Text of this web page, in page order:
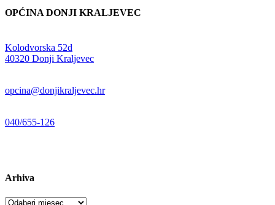
OPĆINA DONJI KRALJEVEC
Kolodvorska 52d
40320 Donji Kraljevec
opcina@donjikraljevec.hr
040/655-126
Arhiva
Arhiva